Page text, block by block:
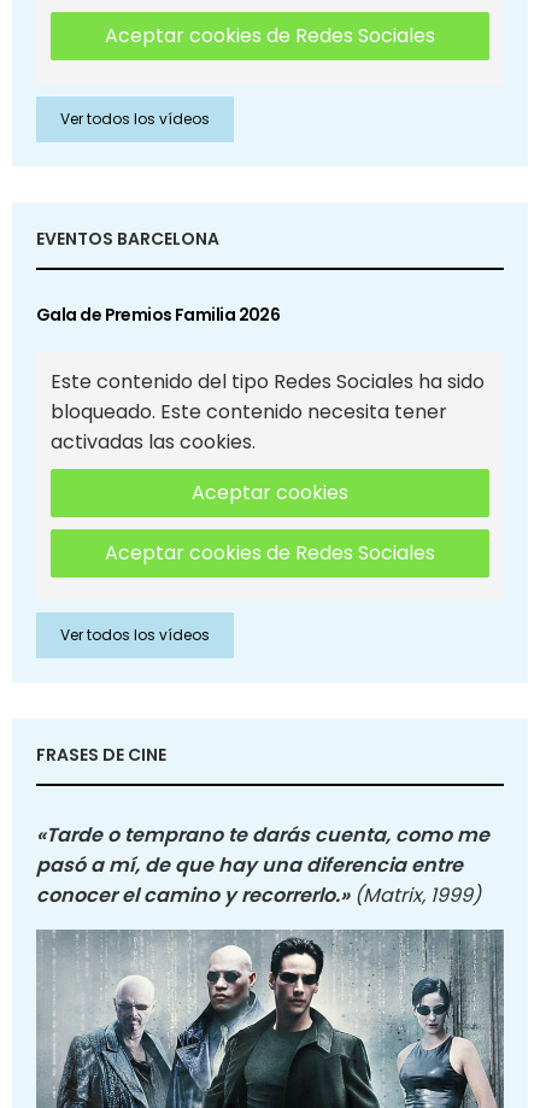
Aceptar cookies de Redes Sociales
Ver todos los vídeos
EVENTOS BARCELONA
Gala de Premios Familia 2026
Este contenido del tipo Redes Sociales ha sido
bloqueado. Este contenido necesita tener
activadas las cookies.
Aceptar cookies
Aceptar cookies de Redes Sociales
Ver todos los vídeos
FRASES DE CINE
«Tarde o temprano te darás cuenta, como me
pasó a mí, de que hay una diferencia entre
conocer el camino y recorrerlo.» (Matrix, 1999)